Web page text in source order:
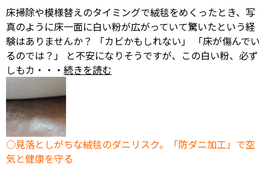
床掃除や模様替えのタイミングで絨毯をめくったとき、写
真のように床一面に白い粉が広がっていて驚いたという経
験はありませんか？ 「カビかもしれない」 「床が傷んでい
るのでは？」 と不安になりそうですが、この白い粉、必ず
しもカ・・・ 続きを読む
見落としがちな絨毯のダニリスク。「防ダニ加工」で空
気と健康を守る